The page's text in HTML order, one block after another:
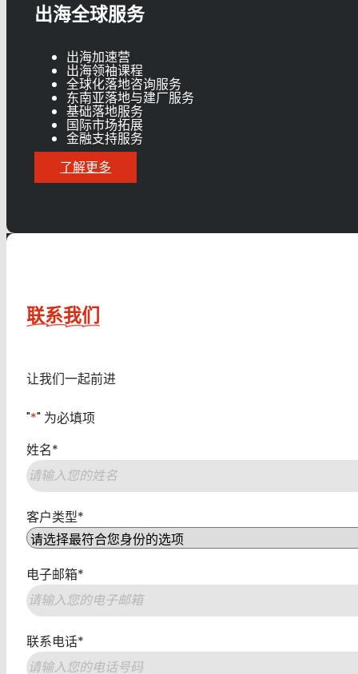
出海全球服务
出海加速营
出海领袖课程
全球化落地咨询服务
东南亚落地与建厂服务
基础落地服务
国际市场拓展
金融支持服务
了解更多
联系我们
让我们一起前进
"*" 为必填项
姓名*
一
页
客户类型*
电子邮箱*
联系电话*